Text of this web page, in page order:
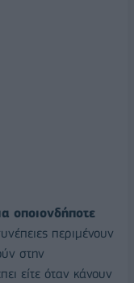
οποιονδήποτε
περιμένουν
στην
είτε όταν κάνουν